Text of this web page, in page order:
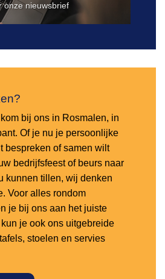
onze nieuwsbrief
bij ons in Rosmalen, in
Of je nu je persoonlijke
bespreken of samen wilt
bedrijfsfeest of beurs naar
kunnen tillen, wij denken
Voor alles rondom
je bij ons aan het juiste
je ook ons uitgebreide
stoelen en servies